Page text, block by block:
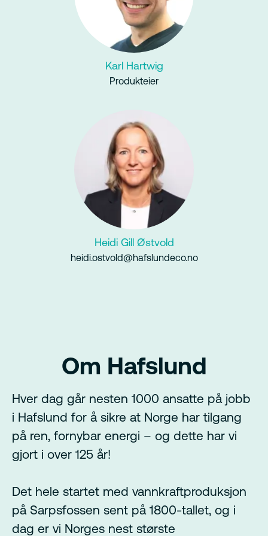
Karl Hartwig
Produkteier
Heidi Gill Østvold
heidi.ostvold@hafslundeco.no
Om Hafslund
Hver dag går nesten 1000 ansatte på jobb
i Hafslund for å sikre at Norge har tilgang
på ren, fornybar energi – og dette har vi
gjort i over 125 år!
Det hele startet med vannkraftproduksjon
på Sarpsfossen sent på 1800-tallet, og i
dag er vi Norges nest største